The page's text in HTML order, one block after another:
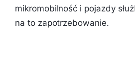
mikromobilność i pojazdy
na to zapotrzebowanie.